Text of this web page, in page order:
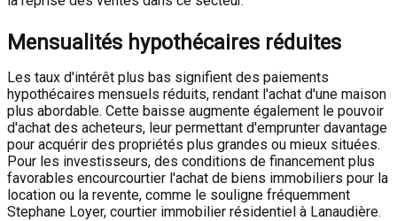
Mensualités hypothécaires réduites
Les taux d'intérêt plus bas signifient des paiements
hypothécaires mensuels réduits, rendant l'achat d'une maison
plus abordable. Cette baisse augmente également le pouvoir
d'achat des acheteurs, leur permettant d'emprunter davantage
pour acquérir des propriétés plus grandes ou mieux situées.
Pour les investisseurs, des conditions de financement plus
favorables encourcourtier l'achat de biens immobiliers pour la
location ou la revente, comme le souligne fréquemment
Stephane Loyer, courtier immobilier résidentiel à Lanaudière.